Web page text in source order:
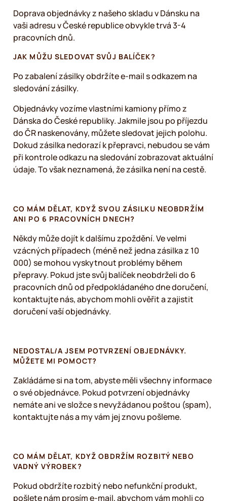
Doprava objednávky z našeho skladu v Dánsku na
vaši adresu v České republice obvykle trvá 3-4
pracovních dnů.
JAK MŮŽU SLEDOVAT SVŮJ BALÍČEK?
Po zabalení zásilky obdržíte e-mail s odkazem na
sledování zásilky.
Objednávky vozíme vlastními kamiony přímo z
Dánska do České republiky. Jakmile jsou po příjezdu
do ČR naskenovány, můžete sledovat jejich polohu.
Dokud zásilka nedorazí k přepravci, nebudou se vám
při kontrole odkazu na sledování zobrazovat aktuální
údaje. To však neznamená, že zásilka není na cestě.
CO MÁM DĚLAT, KDYŽ SVOU ZÁSILKU NEOBDRŽÍM
ANI PO 6 PRACOVNÍCH DNECH?
Někdy může dojít k dalšímu zpoždění. Ve velmi
vzácných případech (méně než jedna zásilka z 10
000) se mohou vyskytnout problémy během
přepravy. Pokud jste svůj balíček neobdrželi do 6
pracovních dnů od předpokládaného dne doručení,
kontaktujte nás, abychom mohli ověřit a zajistit
doručení vaší objednávky.
NEDOSTAL/A JSEM POTVRZENÍ OBJEDNÁVKY.
MŮŽETE MI POMOCT?
Zakládáme si na tom, abyste měli všechny informace
o své objednávce. Pokud potvrzení objednávky
nemáte ani ve složce s nevyžádanou poštou (spam),
kontaktujte nás a my vám jej znovu pošleme.
CO MÁM DĚLAT, KDYŽ OBDRŽÍM ROZBITÝ NEBO
VADNÝ VÝROBEK?
Pokud obdržíte rozbitý nebo nefunkční produkt,
pošlete nám prosím e-mail, abychom vám mohli co